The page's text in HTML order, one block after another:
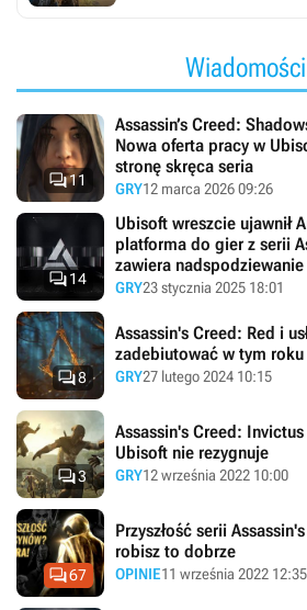
Wiadomości
11
Assassin’s Creed:
Nowa oferta pracy w
stronę skręca seria
GRY12 marca 2026 09:26
14
Ubisoft wreszcie ujawnił
platforma do gier z serii
zawiera
rozwiązań
GRY23 stycznia 2025 18:01
8
Assassin's Creed: Red i
zadebiutować w tym roku
GRY27 lutego 2024 10:15
3
Assassin's Creed:
Ubisoft nie rezygnuje
GRY12 września 2022 10:00
67
Przyszłość serii
robisz to dobrze
OPINIE11 września 2022 12:35